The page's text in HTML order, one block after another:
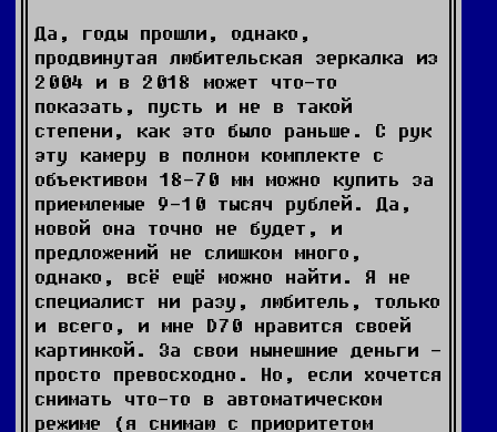
Да, годы прошли, однако,
продвинутая любительская зеркалка из
2004 и в 2018 может что-то
показать, пусть и не в такой
степени, как это было раньше. С рук
эту камеру в полном комплекте с
объективом 18-70 мм можно купить за
приемлемые 9-10 тысяч рублей. Да,
новой она точно не будет, и
предложений не слишком много,
однако, всё ещё можно найти. Я не
специалист ни разу, любитель, только
и всего, и мне D70 нравится своей
картинкой. За свои нынешние деньги -
просто превосходно. Но, если хочется
снимать что-то в автоматическом
режиме (я снимаю с приоритетом